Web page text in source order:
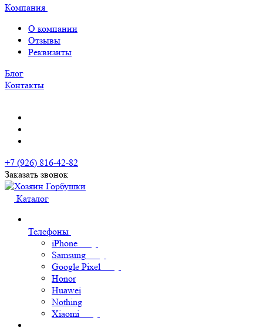
Компания
О компании
Отзывы
Реквизиты
Блог
Контакты
+7 (926) 816-42-82
Заказать звонок
Каталог
Телефоны
iPhone
Samsung
Google Pixel
Honor
Huawei
Nothing
Xiaomi